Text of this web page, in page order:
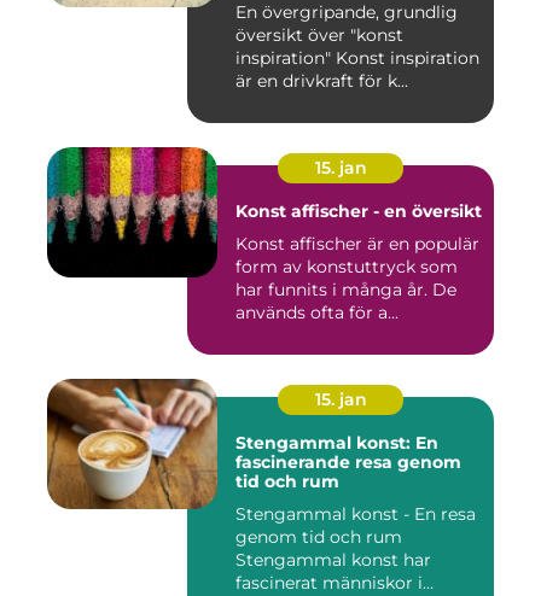
En övergripande, grundlig
översikt över "konst
inspiration" Konst inspiration
är en drivkraft för k...
15. jan
Konst affischer - en översikt
Konst affischer är en populär
form av konstuttryck som
har funnits i många år. De
används ofta för a...
15. jan
Stengammal konst: En
fascinerande resa genom
tid och rum
Stengammal konst - En resa
genom tid och rum
Stengammal konst har
fascinerat människor i